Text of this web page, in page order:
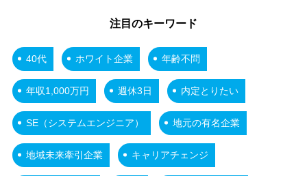
注目のキーワード
40代 ホワイト企業 年齢不問
年収1,000万円 週休3日 内定とりたい
SE（システムエンジニア） 地元の有名企業
地域未来牽引企業 キャリアチェンジ